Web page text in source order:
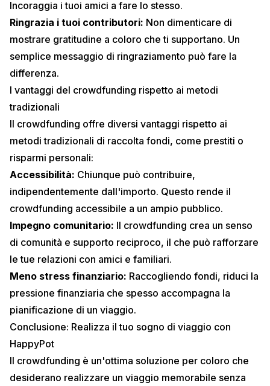
Incoraggia i tuoi amici a fare lo stesso.
Ringrazia i tuoi contributori: Non dimenticare di
mostrare gratitudine a coloro che ti supportano. Un
semplice messaggio di ringraziamento può fare la
differenza.
I vantaggi del crowdfunding rispetto ai metodi
tradizionali
Il crowdfunding offre diversi vantaggi rispetto ai
metodi tradizionali di raccolta fondi, come prestiti o
risparmi personali:
Accessibilità: Chiunque può contribuire,
indipendentemente dall'importo. Questo rende il
crowdfunding accessibile a un ampio pubblico.
Impegno comunitario: Il crowdfunding crea un senso
di comunità e supporto reciproco, il che può rafforzare
le tue relazioni con amici e familiari.
Meno stress finanziario: Raccogliendo fondi, riduci la
pressione finanziaria che spesso accompagna la
pianificazione di un viaggio.
Conclusione: Realizza il tuo sogno di viaggio con
HappyPot
Il crowdfunding è un'ottima soluzione per coloro che
desiderano realizzare un viaggio memorabile senza